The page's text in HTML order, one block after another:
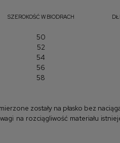
SZEROKOŚĆ W BIODRACH
50
52
54
56
58
zostały na płasko bez
na rozciągliwość materiału